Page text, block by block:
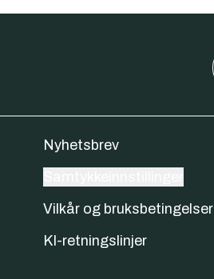
Nyhetsbrev
Vilkår og bruksbetingelser
KI-retningslinjer